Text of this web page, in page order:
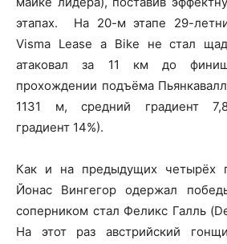
этапах. На 20-м этапе 29-
Visma Lease a Bike не стал
атаковал за 11 км до
прохождении подъёма
1131 м, средний градиент
градиент 14%).
Как и на предыдущих четырёх
Йонас Вингегор одержал
соперником стал Феликс Галль
На этот раз австрийский